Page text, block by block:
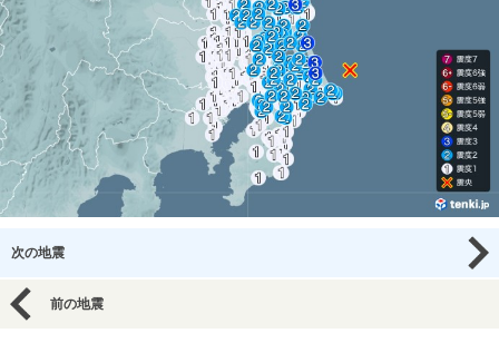
次の地震
前の地震